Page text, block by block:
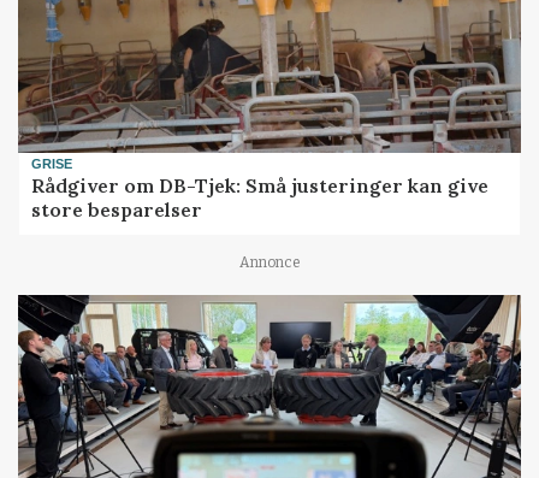
GRISE
Rådgiver om DB-Tjek: Små justeringer kan give
store besparelser
Annonce